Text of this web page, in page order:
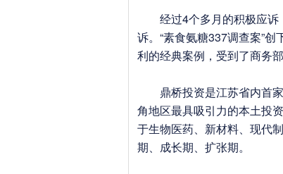
经过4个多月的积极应诉
诉。“素食氨糖337调查案”
利的经典案例，受到了商务
鼎桥投资是江苏省内首家
角地区最具吸引力的本土投
于生物医药、新材料、现代
期、成长期、扩张期。